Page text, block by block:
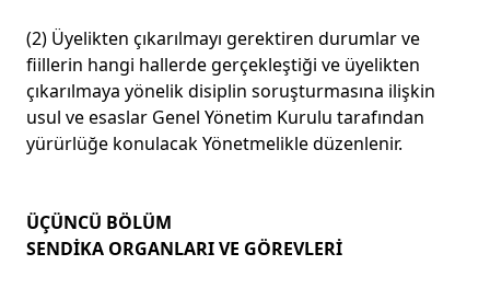
(2) Üyelikten çıkarılmayı gerektiren durumlar ve
fiillerin hangi hallerde gerçekleştiği ve üyelikten
çıkarılmaya yönelik disiplin soruşturmasına ilişkin
usul ve esaslar Genel Yönetim Kurulu tarafından
yürürlüğe konulacak Yönetmelikle düzenlenir.
ÜÇÜNCÜ BÖLÜM
SENDİKA ORGANLARI VE GÖREVLERİ